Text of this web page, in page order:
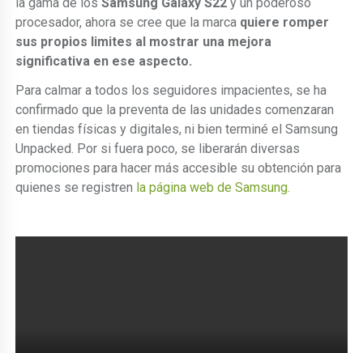
procesador, ahora se cree que la marca quiere romper
sus propios limites al mostrar una mejora
significativa en ese aspecto.
Para calmar a todos los seguidores impacientes, se ha
confirmado que la preventa de las unidades comenzaran
en tiendas físicas y digitales, ni bien terminé el Samsung
Unpacked. Por si fuera poco, se liberarán diversas
promociones para hacer más accesible su obtención para
quienes se registren la página web de Samsung.